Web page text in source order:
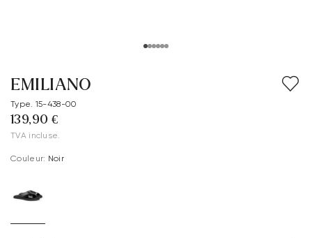
EMILIANO
Type. 15-438-00
139,90 €
TVA incluse.
Couleur: Noir